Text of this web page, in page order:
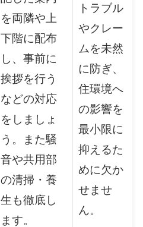
を両隣や上
下階に配布
し、事前に
挨拶を行う
などの対応
をしましょ
う。また騒
音や共用部
の清掃・養
生も徹底し
ます。
トラブル
やクレー
ムを未然
に防ぎ、
住環境へ
の影響を
最小限に
抑えるた
めに欠か
せませ
ん。